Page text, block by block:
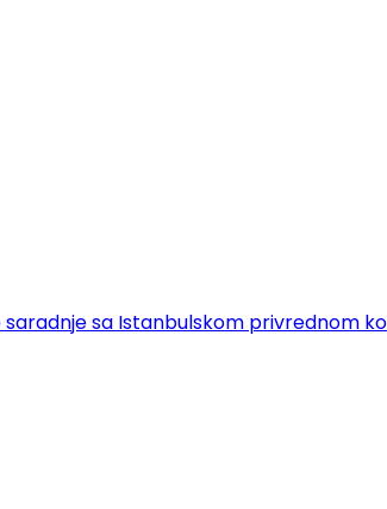
sa Istanbulskom privrednom